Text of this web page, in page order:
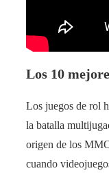
Los 10
Los juegos de rol
la batalla
origen de los
cuando